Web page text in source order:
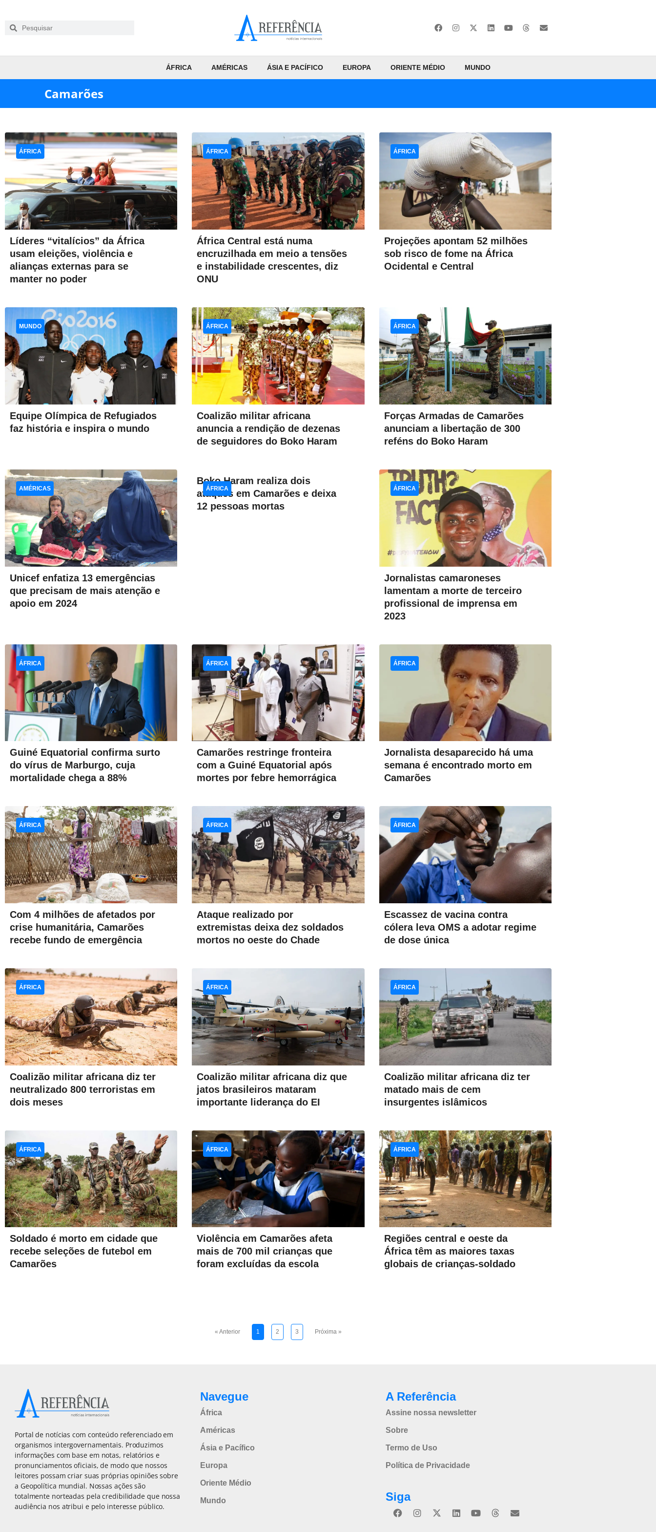
ÁFRICA AMÉRICAS ÁSIA E PACÍFICO EUROPA ORIENTE MÉDIO MUNDO
Camarões
Líderes “vitalícios” da África
usam eleições, violência e
alianças externas para se
manter no poder
ÁFRICA
África Central está numa
encruzilhada em meio a tensões
e instabilidade crescentes, diz
ONU
ÁFRICA
Projeções apontam 52 milhões
sob risco de fome na África
Ocidental e Central
ÁFRICA
Equipe Olímpica de Refugiados
faz história e inspira o mundo
MUNDO
Coalizão militar africana
anuncia a rendição de dezenas
de seguidores do Boko Haram
ÁFRICA
Forças Armadas de Camarões
anunciam a libertação de 300
reféns do Boko Haram
ÁFRICA
Unicef enfatiza 13 emergências
que precisam de mais atenção e
apoio em 2024
AMÉRICAS
Boko Haram realiza dois
ataques em Camarões e deixa
12 pessoas mortas
ÁFRICA
Jornalistas camaroneses
lamentam a morte de terceiro
profissional de imprensa em
2023
ÁFRICA
Guiné Equatorial confirma surto
do vírus de Marburgo, cuja
mortalidade chega a 88%
ÁFRICA
Camarões restringe fronteira
com a Guiné Equatorial após
mortes por febre hemorrágica
ÁFRICA
Jornalista desaparecido há uma
semana é encontrado morto em
Camarões
ÁFRICA
Com 4 milhões de afetados por
crise humanitária, Camarões
recebe fundo de emergência
ÁFRICA
Ataque realizado por
extremistas deixa dez soldados
mortos no oeste do Chade
ÁFRICA
Escassez de vacina contra
cólera leva OMS a adotar regime
de dose única
ÁFRICA
Coalizão militar africana diz ter
neutralizado 800 terroristas em
dois meses
ÁFRICA
Coalizão militar africana diz que
jatos brasileiros mataram
importante liderança do EI
ÁFRICA
Coalizão militar africana diz ter
matado mais de cem
insurgentes islâmicos
ÁFRICA
Soldado é morto em cidade que
recebe seleções de futebol em
Camarões
ÁFRICA
Violência em Camarões afeta
mais de 700 mil crianças que
foram excluídas da escola
ÁFRICA
Regiões central e oeste da
África têm as maiores taxas
globais de crianças-soldado
ÁFRICA
« Anterior 1 2 3 Próxima »
Portal de notícias com conteúdo referenciado em
organismos intergovernamentais. Produzimos
informações com base em notas, relatórios e
pronunciamentos oficiais, de modo que nossos
leitores possam criar suas próprias opiniões sobre
a Geopolítica mundial. Nossas ações são
totalmente norteadas pela credibilidade que nossa
audiência nos atribui e pelo interesse público.
Navegue
África
Américas
Ásia e Pacífico
Europa
Oriente Médio
Mundo
A Referência
Assine nossa newsletter
Sobre
Termo de Uso
Política de Privacidade
Siga